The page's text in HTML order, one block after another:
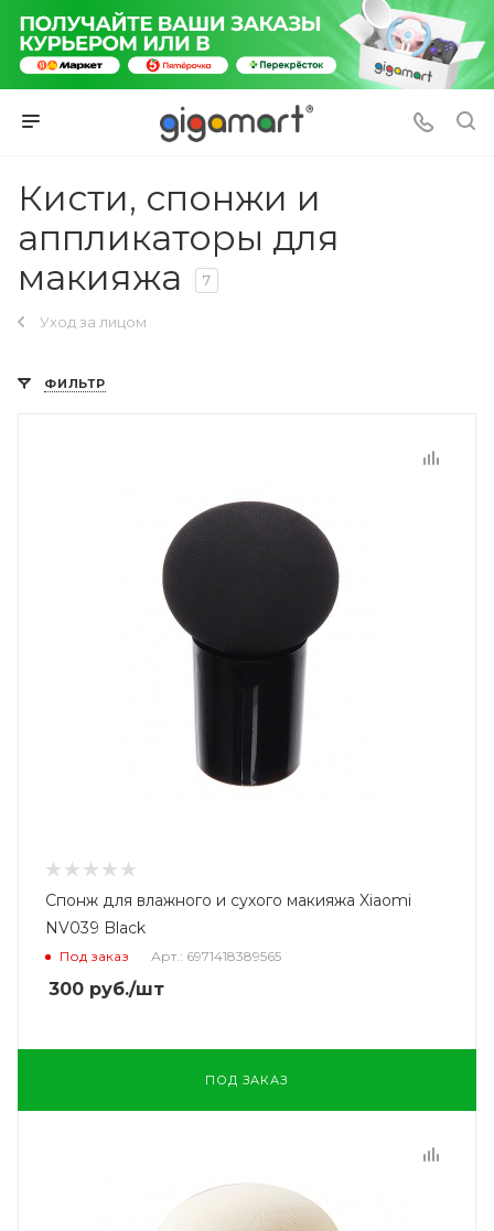
Кисти, спонжи и
аппликаторы для
макияжа
7
Уход за лицом
ФИЛЬТР
Спонж для влажного и сухого макияжа Xiaomi
NV039 Black
Под заказ Арт.: 6971418389565
300 руб./шт
ПОД ЗАКАЗ